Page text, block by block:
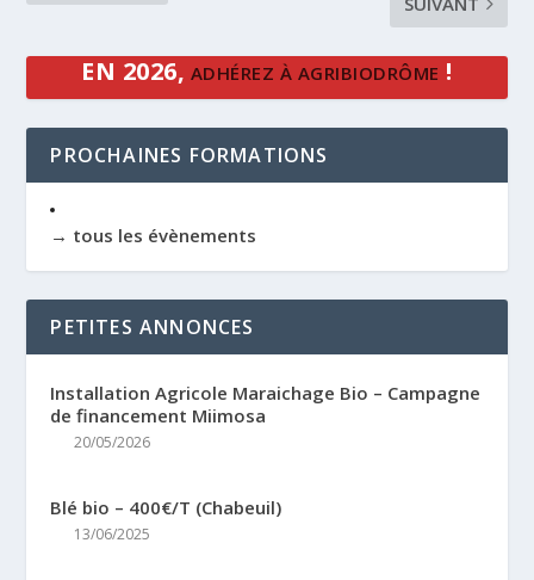
EN 2026, ADHÉREZ À AGRIBIODRÔME !
PROCHAINES FORMATIONS
→ tous les évènements
PETITES ANNONCES
Installation Agricole Maraichage Bio – Campagne
de financement Miimosa
20/05/2026
Blé bio – 400€/T (Chabeuil)
13/06/2025